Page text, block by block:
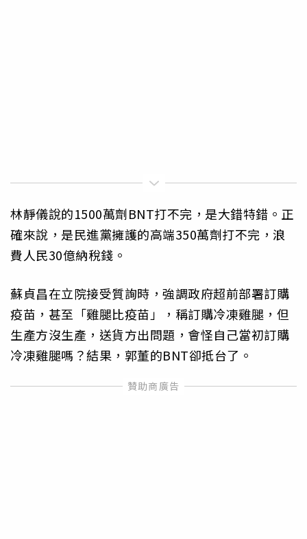
林靜儀說的1500萬劑BNT打不完，是大錯特錯。正
確來說，是民進黨擁護的高端350萬劑打不完，浪
費人民30億納稅錢。
蘇貞昌在立院接受質詢時，強調政府超前部署訂購
疫苗，甚至「雞腿比疫苗」，稱訂購冷凍雞腿，但
生產方沒生產，送貨方出問題，會怪自己當初訂購
冷凍雞腿嗎？結果，郭董的BNT卻抵台了。